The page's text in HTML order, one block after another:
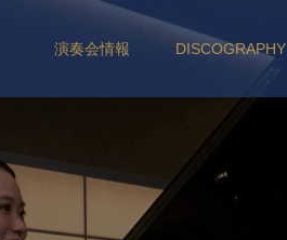
演奏会情報 DISCOGRAPHY